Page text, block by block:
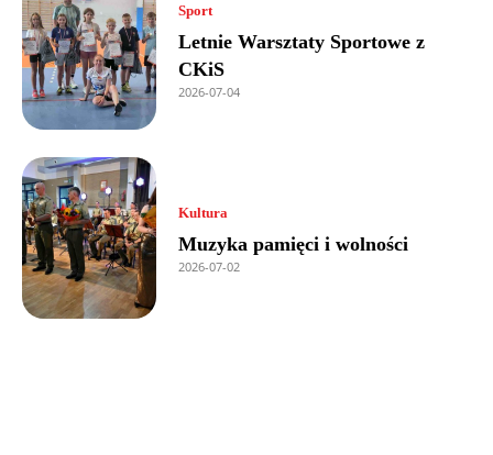
Sport
Letnie Warsztaty Sportowe z
CKiS
2026-07-04
Kultura
Muzyka pamięci i wolności
2026-07-02